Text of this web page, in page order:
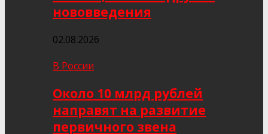
нововведения
02.08.2026
В России
Около 10 млрд рублей
направят на развитие
первичного звена